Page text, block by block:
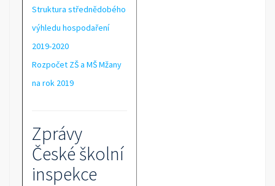
Struktura střednědobého
výhledu hospodaření
2019-2020
Rozpočet ZŠ a MŠ Mžany
na rok 2019
Zprávy
České školní
inspekce